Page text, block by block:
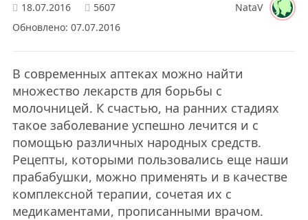
18.07.2016 5607
NataV
Обновлено: 07.07.2016
В современных аптеках можно найти
множество лекарств для борьбы с
молочницей. К счастью, на ранних стадиях
такое заболевание успешно лечится и с
помощью различных народных средств.
Рецепты, которыми пользовались еще наши
прабабушки, можно применять и в качестве
комплексной терапии, сочетая их с
медикаментами, прописанными врачом.